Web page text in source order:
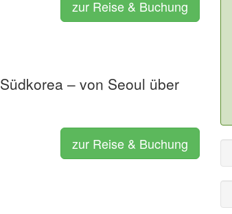
zur Reise & Buchung
– von Seoul über
zur Reise & Buchung